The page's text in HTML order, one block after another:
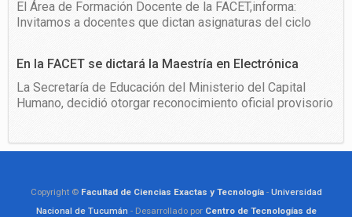
El Área de Formación Docente de la FACET,informa:
Invitamos a docentes que dictan asignaturas del ciclo
innovadoras para el ciclo básico en FACET”, dictado por la
Dra. Déborah Saientz. Temas que se abordarán: La
enseñanza y la innovación […]
En la FACET se dictará la Maestría en Electrónica
La Secretaría de Educación del Ministerio del Capital
Humano, decidió otorgar reconocimiento oficial provisorio
Acreditación Universitaria al título de posgrado de
Tecnología, perteneciente a […]
Copyright © Facultad de Ciencias Exactas y Tecnología- Universidad
Nacional de Tucumán - Desarrollado por Centro de Tecnologías de